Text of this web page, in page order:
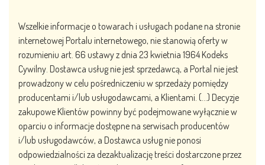
Wszelkie informacje o towarach i usługach podane na stronie
internetowej Portalu internetowego, nie stanowią oferty w
rozumieniu art. 66 ustawy z dnia 23 kwietnia 1964 Kodeks
Cywilny. Dostawca usług nie jest sprzedawcą, a Portal nie jest
prowadzony w celu pośredniczeniu w sprzedaży pomiędzy
producentami i/lub usługodawcami, a Klientami. (…) Decyzje
zakupowe Klientów powinny być podejmowane wyłącznie w
oparciu o informacje dostępne na serwisach producentów
i/lub usługodawców, a Dostawca usług nie ponosi
odpowiedzialności za dezaktualizację treści dostarczone przez